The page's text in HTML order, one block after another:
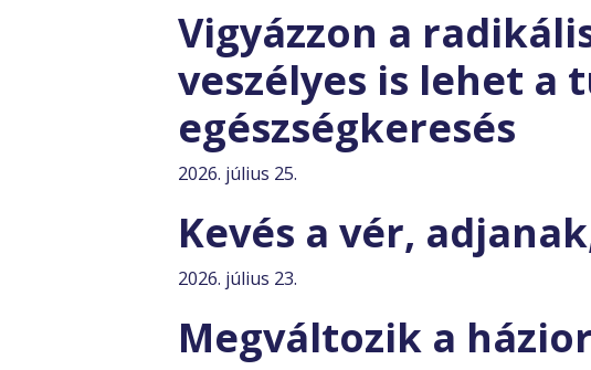
Vigyázzon a
veszélyes is lehet a
egészségkeresés
2026. július 25.
Kevés a vér,
2026. július 23.
Megváltozik a